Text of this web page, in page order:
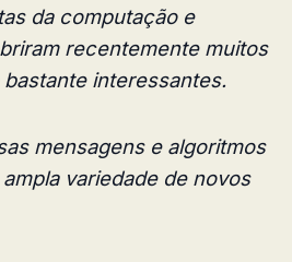
da computação e
recentemente muitos
interessantes.
mensagens e algoritmos
variedade de novos